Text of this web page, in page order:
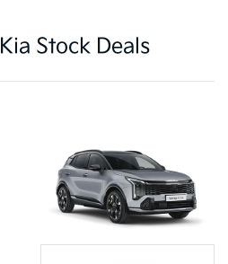
Kia Stock Deals